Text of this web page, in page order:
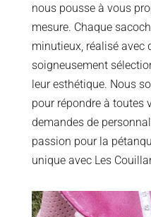
nous pousse à vous
mesure. Chaque
minutieux, réalisé avec
soigneusement
leur esthétique. Nous
pour répondre à toutes
demandes de
passion pour la
unique avec Les